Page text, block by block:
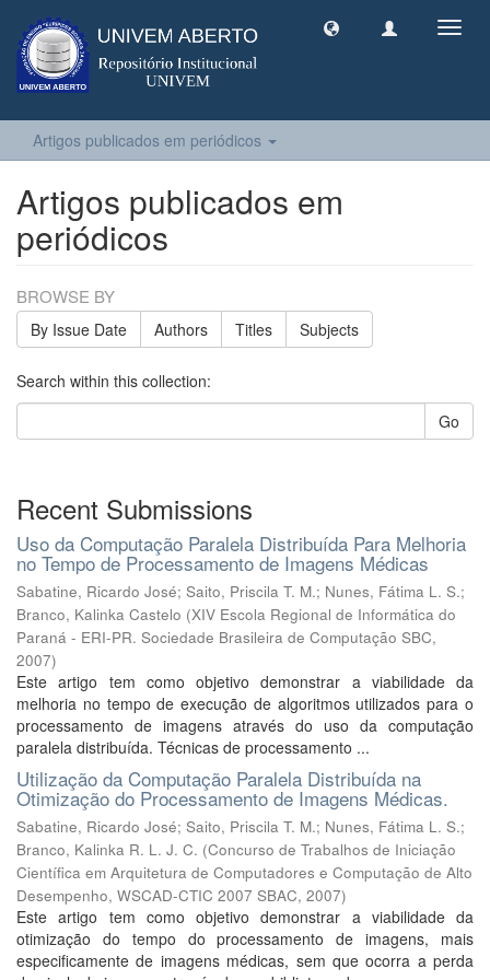
Artigos publicados em periódicos
Artigos publicados em
periódicos
BROWSE BY
By Issue Date Authors Titles Subjects
Search within this collection:
Go
Recent Submissions
Uso da Computação Paralela Distribuída Para Melhoria
no Tempo de Processamento de Imagens Médicas
Sabatine, Ricardo José; Saito, Priscila T. M.; Nunes, Fátima L. S.;
Branco, Kalinka Castelo (XIV Escola Regional de Informática do
Paraná - ERI-PR. Sociedade Brasileira de Computação SBC,
2007)
Este artigo tem como objetivo demonstrar a viabilidade da
melhoria no tempo de execução de algoritmos utilizados para o
processamento de imagens através do uso da computação
paralela distribuída. Técnicas de processamento ...
Utilização da Computação Paralela Distribuída na
Otimização do Processamento de Imagens Médicas.
Sabatine, Ricardo José; Saito, Priscila T. M.; Nunes, Fátima L. S.;
Branco, Kalinka R. L. J. C. (Concurso de Trabalhos de Iniciação
Científica em Arquitetura de Computadores e Computação de Alto
Desempenho, WSCAD-CTIC 2007 SBAC, 2007)
Este artigo tem como objetivo demonstrar a viabilidade da
otimização do tempo do processamento de imagens, mais
especificamente de imagens médicas, sem que ocorra a perda